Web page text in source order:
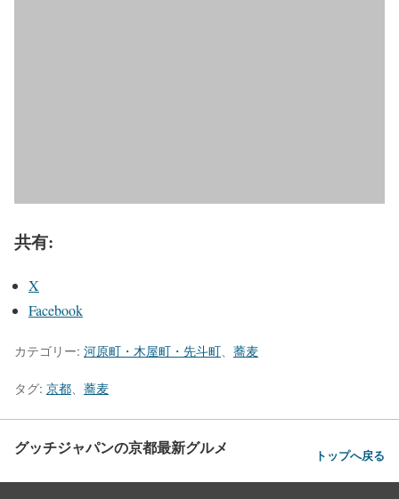
共有:
X
Facebook
カテゴリー: 河原町・木屋町・先斗町 蕎麦
タグ: 京都 蕎麦
グッチジャパンの京都最新グルメ トップへ戻る